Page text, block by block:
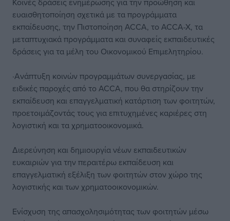
ευαισθητοποίηση σχετικά με τα προγράμματα
εκπαίδευσης, την Πιστοποίηση ACCA, το ACCA-X, τα
μεταπτυχιακά προγράμματα και συναφείς εκπαιδευτικές
δράσεις για τα μέλη του Οικονομικού Επιμελητηρίου.
·Ανάπτυξη κοινών προγραμμάτων συνεργασίας, με
ειδικές παροχές από το ACCA, που θα στηρίζουν την
εκπαίδευση και επαγγελματική κατάρτιση των φοιτητών,
προετοιμάζοντάς τους για επιτυχημένες καριέρες στη
λογιστική και τα χρηματοοικονομικά.
Διερεύνηση και δημιουργία νέων εκπαιδευτικών
ευκαιριών για την περαιτέρω εκπαίδευση και
επαγγελματική εξέλιξη των φοιτητών στον χώρο της
λογιστικής και των χρηματοοικονομικών.
Ενίσχυση της απασχολησιμότητας των φοιτητών μέσω